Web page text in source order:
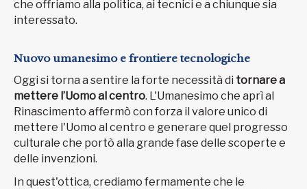
che offriamo alla politica, ai tecnici e a chiunque sia
interessato.
Nuovo umanesimo e frontiere tecnologiche
Oggi si torna a sentire la forte necessità di tornare a
mettere l’Uomo al centro. L'Umanesimo che aprì al
Rinascimento affermò con forza il valore unico di
mettere l'Uomo al centro e generare quel progresso
culturale che portò alla grande fase delle scoperte e
delle invenzioni.
In quest'ottica, crediamo fermamente che le